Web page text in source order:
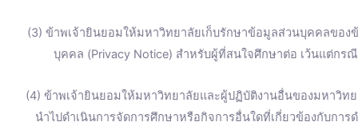
(3) ข้าพเจ้ายินยอมให้มหาวิทยาลัยเก็บรักษาข้อมูลส่วนบุคคลของ
บุคคล (Privacy Notice) สำหรับผู้ที่สนใจศึกษาต่อ เว้นแต่ก
(4) ข้าพเจ้ายินยอมให้มหาวิทยาลัยและผู้ปฏิบัติงานอื่นของมหาวิท
นำไปดำเนินการจัดการศึกษาหรือกิจการอื่นใดที่เกี่ยวข้องกับกา